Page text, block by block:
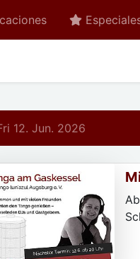
12. Jun. 2026